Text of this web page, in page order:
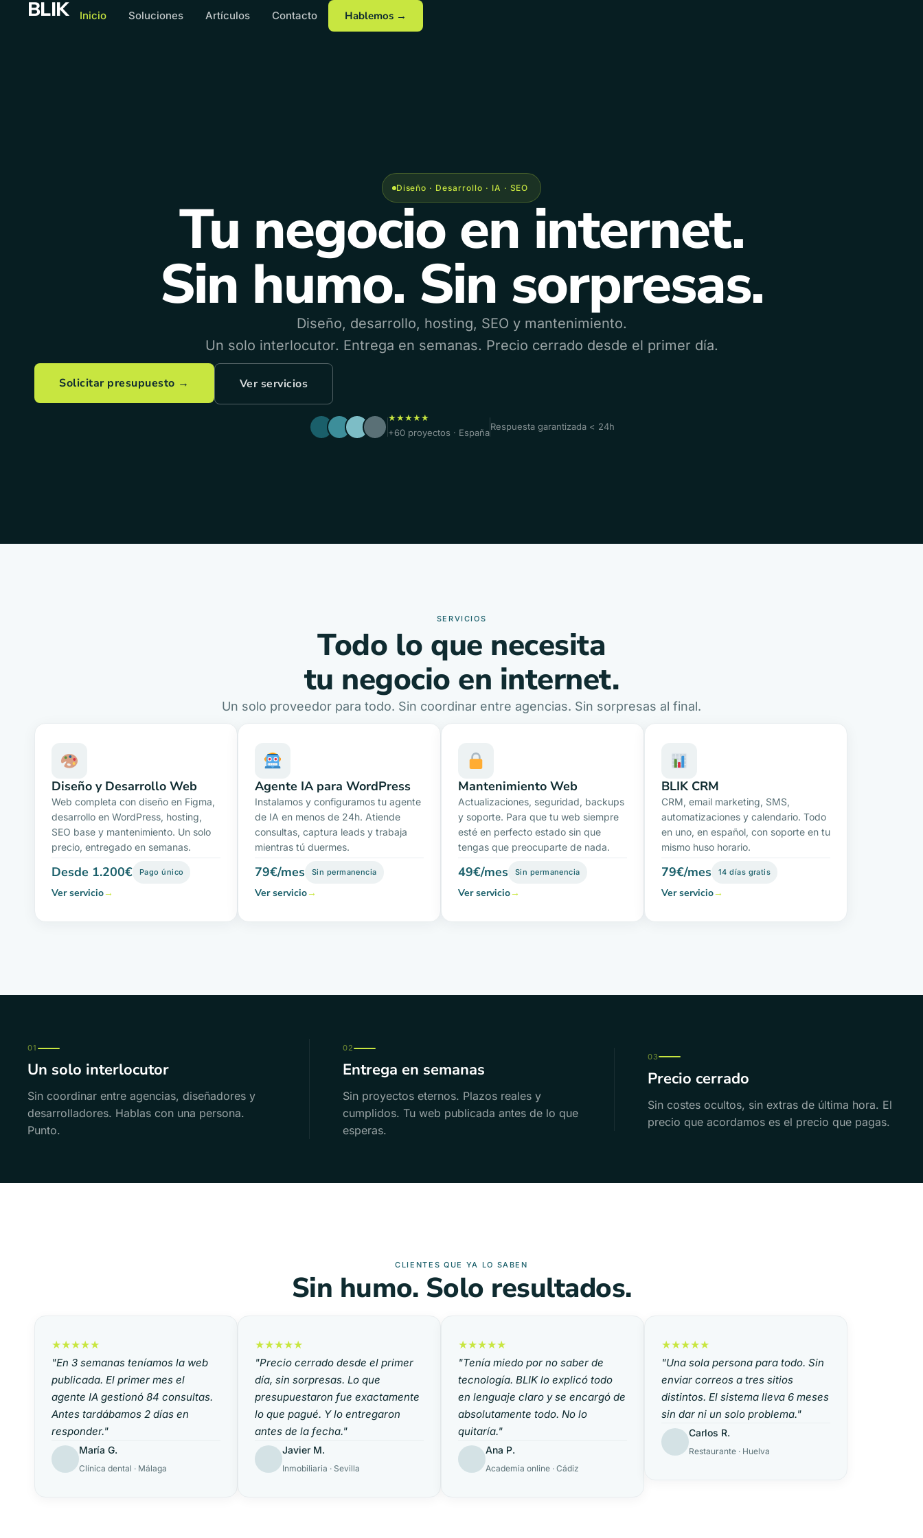
BLIK Inicio Soluciones Artículos Contacto Hablemos →
Diseño · Desarrollo · IA · SEO
Tu negocio en internet.
Sin humo. Sin sorpresas.
Diseño, desarrollo, hosting, SEO y mantenimiento.
Un solo interlocutor. Entrega en semanas. Precio cerrado desde el primer día.
Solicitar presupuesto → Ver servicios
★★★★★
+60 proyectos · España
Respuesta garantizada < 24h
SERVICIOS
Todo lo que necesita
tu negocio en internet.
Un solo proveedor para todo. Sin coordinar entre agencias. Sin sorpresas al final.
Diseño y Desarrollo Web
Web completa con diseño en Figma,
desarrollo en WordPress, hosting,
SEO base y mantenimiento. Un solo
precio, entregado en semanas.
Desde 1.200€ Pago único
Ver servicio→
Agente IA para WordPress
Instalamos y configuramos tu agente
de IA en menos de 24h. Atiende
consultas, captura leads y trabaja
mientras tú duermes.
79€/mes Sin permanencia
Ver servicio→
Mantenimiento Web
Actualizaciones, seguridad, backups
y soporte. Para que tu web siempre
esté en perfecto estado sin que
tengas que preocuparte de nada.
49€/mes Sin permanencia
Ver servicio→
BLIK CRM
CRM, email marketing, SMS,
automatizaciones y calendario. Todo
en uno, en español, con soporte en tu
mismo huso horario.
79€/mes 14 días gratis
Ver servicio→
01
Un solo interlocutor
Sin coordinar entre agencias, diseñadores y
desarrolladores. Hablas con una persona.
Punto.
02
Entrega en semanas
Sin proyectos eternos. Plazos reales y
cumplidos. Tu web publicada antes de lo que
esperas.
03
Precio cerrado
Sin costes ocultos, sin extras de última hora. El
precio que acordamos es el precio que pagas.
CLIENTES QUE YA LO SABEN
Sin humo. Solo resultados.
★★★★★
"En 3 semanas teníamos la web
publicada. El primer mes el
agente IA gestionó 84 consultas.
Antes tardábamos 2 días en
responder."
María G.
Clínica dental · Málaga
★★★★★
"Precio cerrado desde el primer
día, sin sorpresas. Lo que
presupuestaron fue exactamente
lo que pagué. Y lo entregaron
antes de la fecha."
Javier M.
Inmobiliaria · Sevilla
★★★★★
"Tenía miedo por no saber de
tecnología. BLIK lo explicó todo
en lenguaje claro y se encargó de
absolutamente todo. No lo
quitaría."
Ana P.
Academia online · Cádiz
★★★★★
"Una sola persona para todo. Sin
enviar correos a tres sitios
distintos. El sistema lleva 6 meses
sin dar ni un solo problema."
Carlos R.
Restaurante · Huelva